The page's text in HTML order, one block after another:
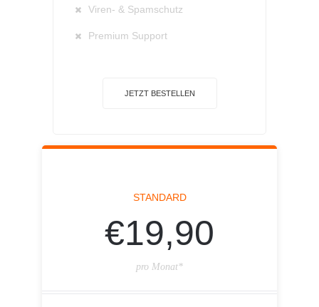
Viren- & Spamschutz
Premium Support
JETZT BESTELLEN
STANDARD
€19,90
pro Monat*